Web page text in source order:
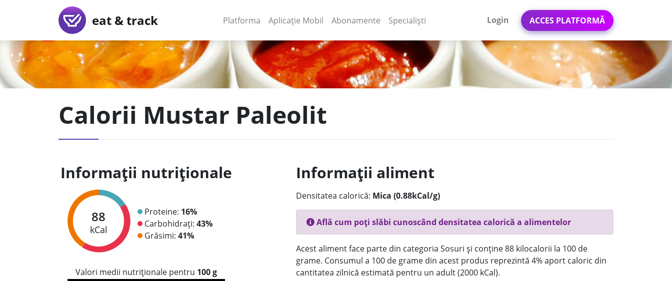
eat & track Platforma (current)
Aplicație Mobil (current)
Abonamente Specialiști Login ACCES PLATFORMĂ
Calorii Mustar Paleolit
Informații nutriționale
88
kCal
Proteine: 16%
Carbohidrați: 43%
Grăsimi: 41%
Valori medii nutriționale pentru 100 g
Informații aliment
Densitatea calorică: Mica (0.88kCal/g)
Află cum poți slăbi cunoscând densitatea calorică a alimentelor
Acest aliment face parte din categoria Sosuri și conține 88 kilocalorii la 100 de
grame. Consumul a 100 de grame din acest produs reprezintă 4% aport caloric din
cantitatea zilnică estimată pentru un adult (2000 kCal).